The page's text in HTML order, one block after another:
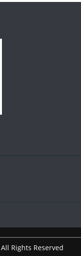
Rights Reserved